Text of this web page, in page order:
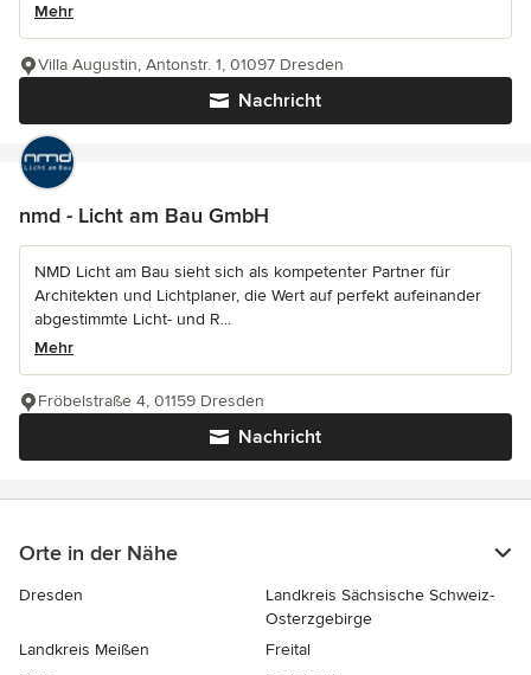
Mehr
Nachricht
Villa Augustin, Antonstr. 1, 01097 Dresden
nmd - Licht am Bau GmbH
NMD Licht am Bau sieht sich als kompetenter Partner für
Architekten und Lichtplaner, die Wert auf perfekt aufeinander
abgestimmte Licht- und R...
Mehr
Nachricht
Fröbelstraße 4, 01159 Dresden
Orte in der Nähe
Dresden
Landkreis Sächsische Schweiz-
Osterzgebirge
Landkreis Meißen
Freital